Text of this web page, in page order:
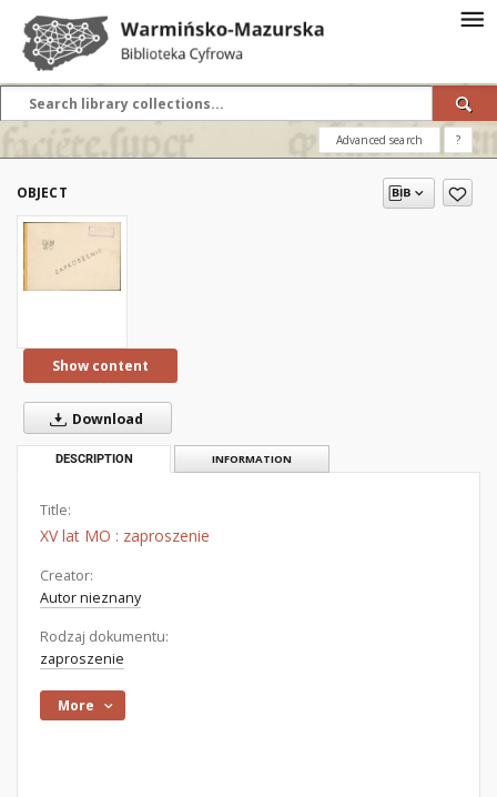
Advanced search ?
OBJECT
Show content
Download
DESCRIPTION INFORMATION
Title:
XV lat MO : zaproszenie
Creator:
Autor nieznany
Rodzaj dokumentu:
zaproszenie
More